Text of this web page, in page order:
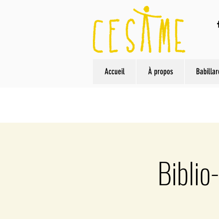
Accueil À propos